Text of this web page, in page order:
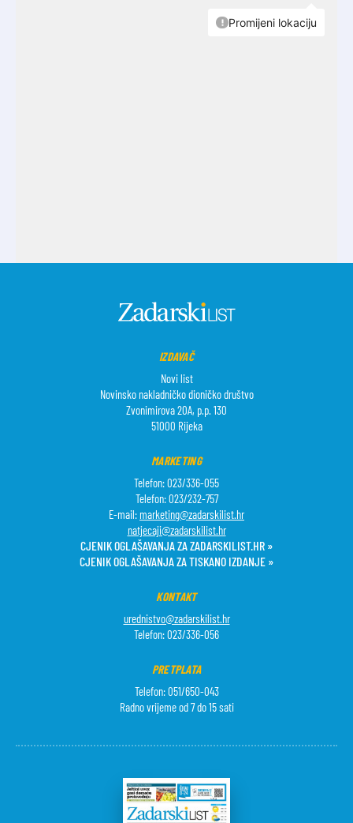
IZDAVAČ
Novi list
Novinsko nakladničko dioničko društvo
Zvonimirova 20A, p.p. 130
51000 Rijeka
MARKETING
Telefon: 023/336-055
Telefon: 023/232-757
E-mail: marketing@zadarskilist.hr
natjecaji@zadarskilist.hr
CJENIK OGLAŠAVANJA ZA ZADARSKILIST.HR »
CJENIK OGLAŠAVANJA ZA TISKANO IZDANJE »
KONTAKT
urednistvo@zadarskilist.hr
Telefon: 023/336-056
PRETPLATA
Telefon: 051/650-043
Radno vrijeme od 7 do 15 sati